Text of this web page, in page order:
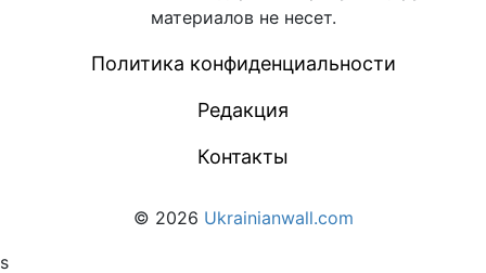
материалов не несет.
Политика конфиденциальности
Редакция
Контакты
© 2026 Ukrainianwall.com
s